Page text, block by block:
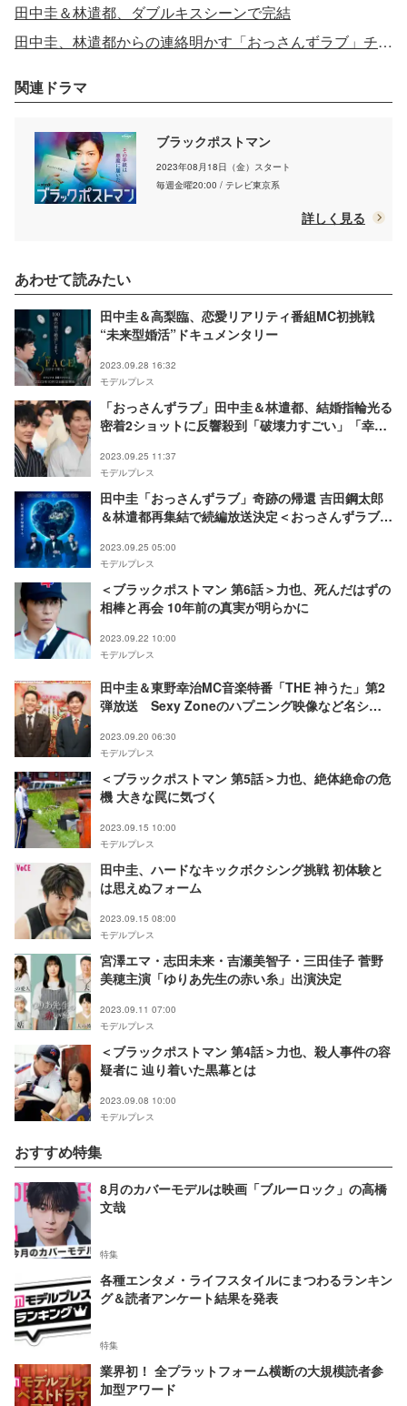
田中圭＆林遣都、ダブルキスシーンで完結
田中圭、林遣都からの連絡明かす「おっさんずラブ」チームらと深夜に“鬼ごっこ”
関連ドラマ
ブラックポストマン
2023年08月18日（金）スタート
毎週金曜20:00 / テレビ東京系
詳しく見る
あわせて読みたい
田中圭＆高梨臨、恋愛リアリティ番組MC初挑戦
“未来型婚活”ドキュメンタリー
2023.09.28 16:32
モデルプレス
「おっさんずラブ」田中圭＆林遣都、結婚指輪光る
密着2ショットに反響殺到「破壊力すごい」「幸せ
2023.09.25 11:37
モデルプレス
田中圭「おっさんずラブ」奇跡の帰還 吉田鋼太郎
＆林遣都再集結で続編放送決定＜おっさんずラブ-
2023.09.25 05:00
モデルプレス
＜ブラックポストマン 第6話＞力也、死んだはずの
相棒と再会 10年前の真実が明らかに
2023.09.22 10:00
モデルプレス
田中圭＆東野幸治MC音楽特番「THE 神うた」第2
弾放送 Sexy Zoneのハプニング映像など名シー
2023.09.20 06:30
モデルプレス
＜ブラックポストマン 第5話＞力也、絶体絶命の危
機 大きな罠に気づく
2023.09.15 10:00
モデルプレス
田中圭、ハードなキックボクシング挑戦 初体験と
は思えぬフォーム
2023.09.15 08:00
モデルプレス
宮澤エマ・志田未来・吉瀬美智子・三田佳子 菅野
美穂主演「ゆりあ先生の赤い糸」出演決定
2023.09.11 07:00
モデルプレス
＜ブラックポストマン 第4話＞力也、殺人事件の容
疑者に 辿り着いた黒幕とは
2023.09.08 10:00
モデルプレス
おすすめ特集
8月のカバーモデルは映画「ブルーロック」の高橋
文哉
特集
各種エンタメ・ライフスタイルにまつわるランキン
グ＆読者アンケート結果を発表
特集
業界初！ 全プラットフォーム横断の大規模読者参
加型アワード